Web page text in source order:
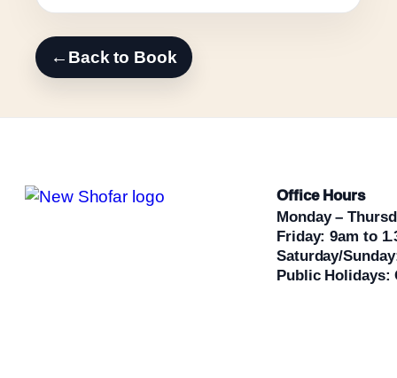
← Back to Book
Office Hours
Monday –
Friday: 9am to
Saturday/
Public Holidays: